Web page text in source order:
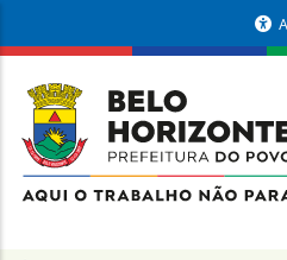
conteúdo
principal
da
Prefeitura
de